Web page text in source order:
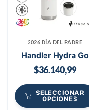
2026 DÍA DEL PADRE
Handler Hydra Go
$36.140,99
SELECCIONAR
OPCIONES